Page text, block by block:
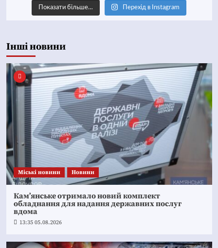
Показати більше… Перехід в Instagram
Інші новини
Mіські новини Новини
Кам’янське отримало новий комплект
обладнання для надання державних послуг
вдома
13:35 05.08.2026